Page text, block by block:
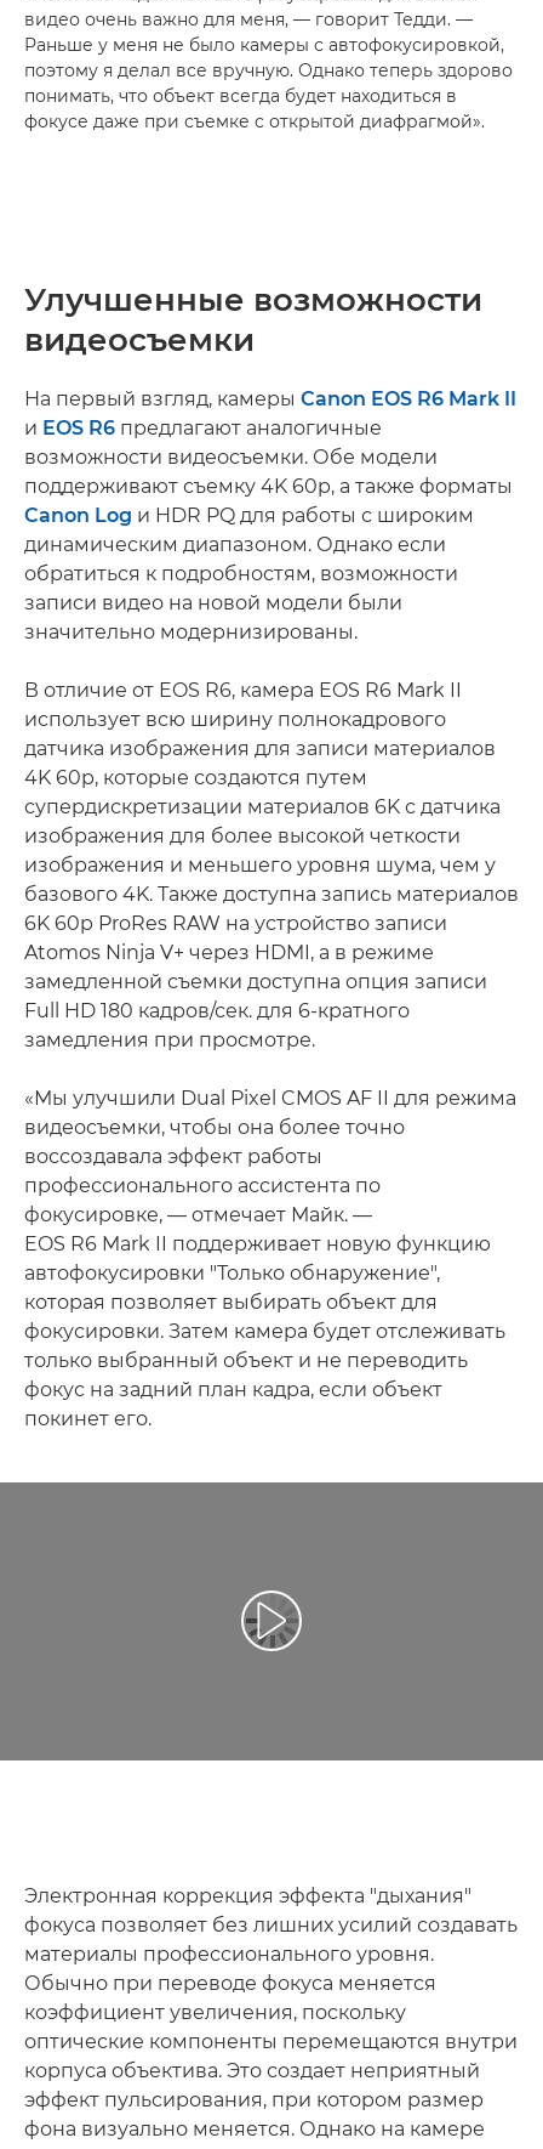
видео очень важно для меня, — говорит Тедди. —
Раньше у меня не было камеры с автофокусировкой,
поэтому я делал все вручную. Однако теперь здорово
понимать, что объект всегда будет находиться в
фокусе даже при съемке с открытой диафрагмой».
Улучшенные возможности
видеосъемки
На первый взгляд, камеры Canon EOS R6 Mark II
и EOS R6 предлагают аналогичные
возможности видеосъемки. Обе модели
поддерживают съемку 4K 60p, а также форматы
Canon Log и HDR PQ для работы с широким
динамическим диапазоном. Однако если
обратиться к подробностям, возможности
записи видео на новой модели были
значительно модернизированы.
В отличие от EOS R6, камера EOS R6 Mark II
использует всю ширину полнокадрового
датчика изображения для записи материалов
4K 60p, которые создаются путем
супердискретизации материалов 6K с датчика
изображения для более высокой четкости
изображения и меньшего уровня шума, чем у
базового 4K. Также доступна запись материалов
6K 60p ProRes RAW на устройство записи
Atomos Ninja V+ через HDMI, а в режиме
замедленной съемки доступна опция записи
Full HD 180 кадров/сек. для 6-кратного
замедления при просмотре.
«Мы улучшили Dual Pixel CMOS AF II для режима
видеосъемки, чтобы она более точно
воссоздавала эффект работы
профессионального ассистента по
фокусировке, — отмечает Майк. —
EOS R6 Mark II поддерживает новую функцию
автофокусировки "Только обнаружение",
которая позволяет выбирать объект для
фокусировки. Затем камера будет отслеживать
только выбранный объект и не переводить
фокус на задний план кадра, если объект
покинет его.
Воспроизведение видео
Электронная коррекция эффекта "дыхания"
фокуса позволяет без лишних усилий создавать
материалы профессионального уровня.
Обычно при переводе фокуса меняется
коэффициент увеличения, поскольку
оптические компоненты перемещаются внутри
корпуса объектива. Это создает неприятный
эффект пульсирования, при котором размер
фона визуально меняется. Однако на камере